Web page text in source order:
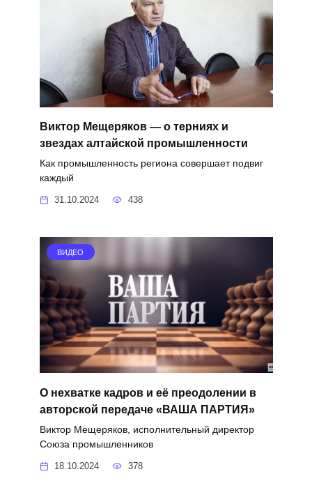
Виктор Мещеряков — о терниях и
звездах алтайской промышленности
Как промышленность региона совершает подвиг
каждый
31.10.2024 438
ВИДЕО
О нехватке кадров и её преодолении в
авторской передаче «ВАША ПАРТИЯ»
Виктор Мещеряков, исполнительный директор
Союза промышленников
18.10.2024 378